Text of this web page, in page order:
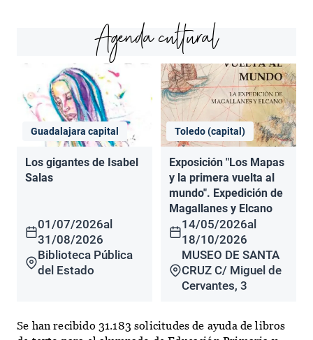
Agenda cultural
Guadalajara capital
Los gigantes de Isabel
Salas
01/07/2026al
31/08/2026
Biblioteca Pública
del Estado
Toledo (capital)
Exposición "Los Mapas
y la primera vuelta al
mundo". Expedición de
Magallanes y Elcano
14/05/2026al
18/10/2026
MUSEO DE SANTA
CRUZ C/ Miguel de
Cervantes, 3
Se han recibido 31.183 solicitudes de ayuda de libros